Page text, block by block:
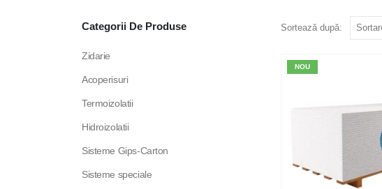
Sortează după:
NOU
Categorii De Produse
Zidarie
Acoperisuri
Termoizolatii
Hidroizolatii
Sisteme Gips-Carton
Sisteme speciale